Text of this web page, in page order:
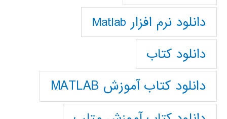
دانلود نرم افزار Matlab
دانلود کتاب
دانلود کتاب آموزش MATLAB